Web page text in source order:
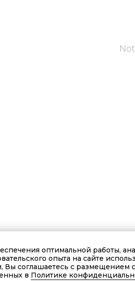
оптимальной работы,
опыта на сайте
Вы соглашаетесь с размещением
в Политике